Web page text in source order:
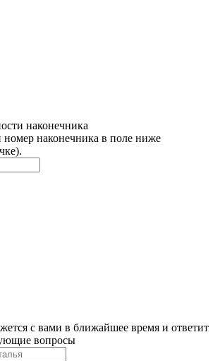
наконечника
наконечника в поле ниже
с вами в ближайшее время и ответит
вопросы